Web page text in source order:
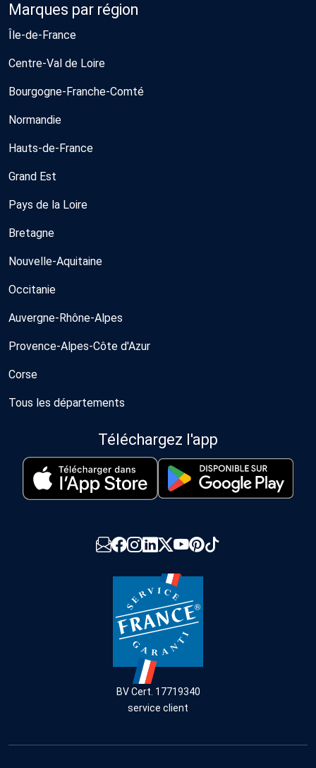
Marques par région
Île-de-France
Centre-Val de Loire
Bourgogne-Franche-Comté
Normandie
Hauts-de-France
Grand Est
Pays de la Loire
Bretagne
Nouvelle-Aquitaine
Occitanie
Auvergne-Rhône-Alpes
Provence-Alpes-Côte d'Azur
Corse
Tous les départements
Téléchargez l'app
BV Cert. 17719340
service client